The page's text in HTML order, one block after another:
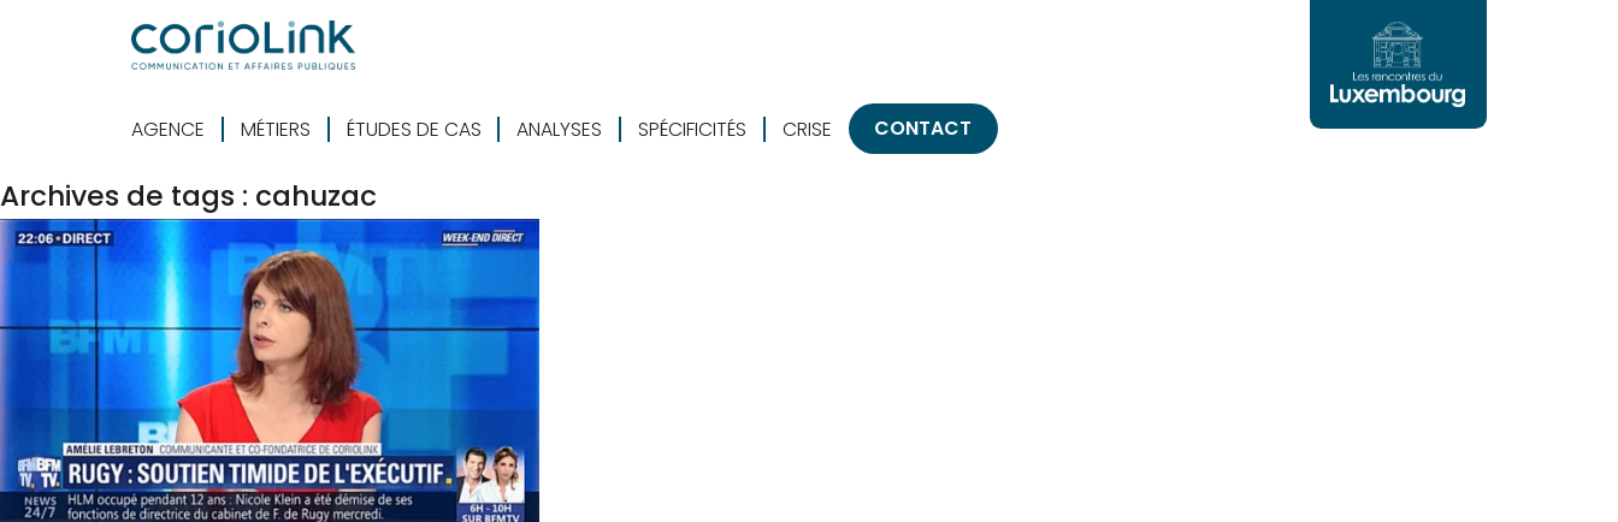
AGENCE MÉTIERS ÉTUDES DE CAS ANALYSES SPÉCIFICITÉS CRISE CONTACT
Archives de tags : cahuzac